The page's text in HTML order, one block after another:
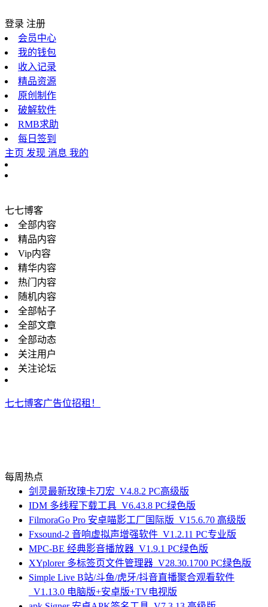
登录 注册
会员中心
我的钱包
收入记录
精品资源
原创制作
破解软件
RMB求助
每日签到
主页 发现 消息 我的
七七博客
全部内容
精品内容
Vip内容
精华内容
热门内容
随机内容
全部帖子
全部文章
全部动态
关注用户
关注论坛
七七博客广告位招租！
每周热点
剑灵最新玫瑰卡刀宏_V4.8.2 PC高级版
IDM 多线程下载工具_V6.43.8 PC绿色版
FilmoraGo Pro 安卓喵影工厂国际版_V15.6.70 高级版
Fxsound-2 音响虚拟声增强软件_V1.2.11 PC专业版
MPC-BE 经典影音播放器_V1.9.1 PC绿色版
XYplorer 多标签页文件管理器_V28.30.1700 PC绿色版
Simple Live B站/斗鱼/虎牙/抖音直播聚合观看软件
_V1.13.0 电脑版+安卓版+TV电视版